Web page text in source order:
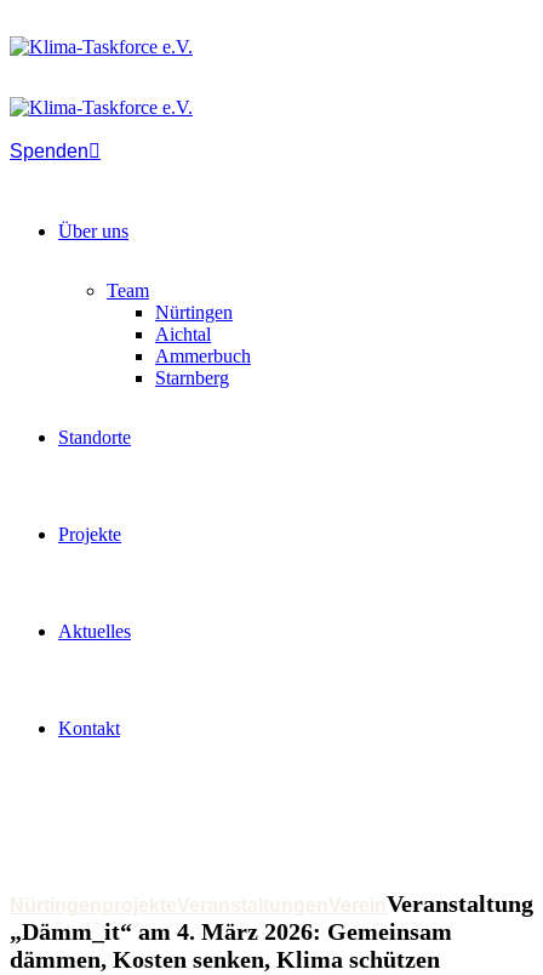
Spenden
Über uns
Team
Nürtingen
Aichtal
Ammerbuch
Starnberg
Standorte
Projekte
Aktuelles
Kontakt
Nürtingen projekteVeranstaltungenVereinVeranstaltung
„Dämm_it“ am 4. März 2026: Gemeinsam
dämmen, Kosten senken, Klima schützen